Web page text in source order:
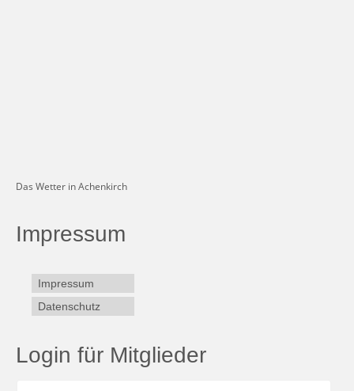
Das Wetter in Achenkirch
Impressum
Impressum
Datenschutz
Login für Mitglieder